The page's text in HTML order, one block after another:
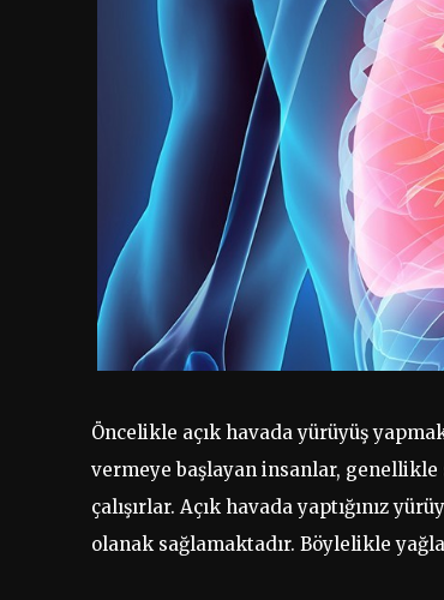
Öncelikle açık havada yürüyüş
vermeye başlayan insanlar,
çalışırlar. Açık havada yaptığınız
olanak sağlamaktadır. Böylelikle